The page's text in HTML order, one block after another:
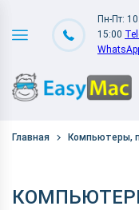
Пн-Пт:
15:00
Главная Компьютеры,